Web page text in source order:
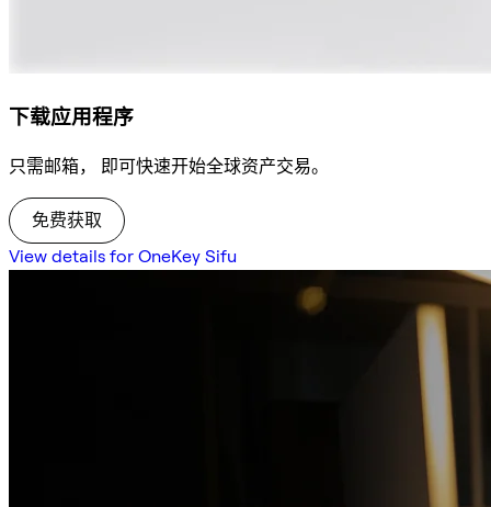
下载应用程序
只需邮箱， 即可快速开始全球资产交易。
免费获取
View details for OneKey Sifu